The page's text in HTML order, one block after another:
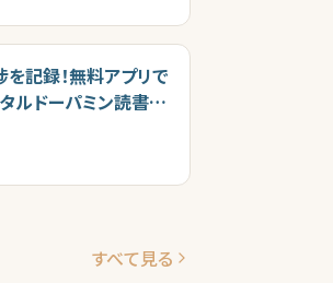
記録！無料アプリで
ルドーパミン読書
すべて見る